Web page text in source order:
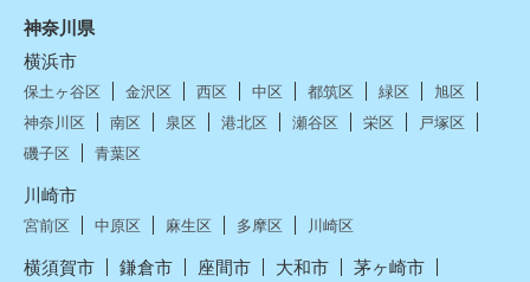
神奈川県
横浜市
保土ヶ谷区 金沢区 西区 中区 都筑区 緑区
旭区
神奈川区
南区 泉区 港北区 瀬谷区 栄区
戸塚区
磯子区
青葉区
川崎市
宮前区 中原区 麻生区 多摩区 川崎区
横須賀市 鎌倉市 座間市 大和市
茅ヶ崎市